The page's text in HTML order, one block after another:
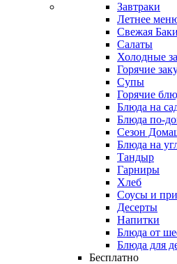
Завтраки
Летнее
Свежая
Салаты
Холодные
Горячие
Супы
Горячие
Блюда на
Блюда по-
Сезон
Блюда на
Тандыр
Гарниры
Хлеб
Соусы и
Десерты
Напитки
Блюда от
Блюда для
Бесплатно